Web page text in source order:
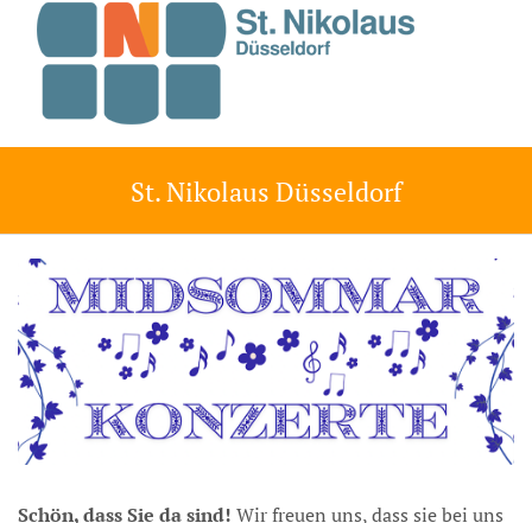
St. Nikolaus Düsseldorf
Schön, dass Sie da sind! Wir freuen uns, dass sie bei uns